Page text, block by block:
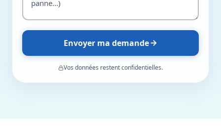
Envoyer ma demande
Vos données restent confidentielles.